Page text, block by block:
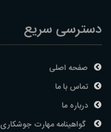
دسترسی سریع
صفحه اصلی
تماس با ما
درباره ما
گواهینامه مهارت جوشکاری